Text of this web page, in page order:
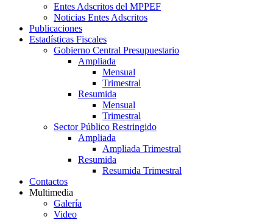
Entes Adscritos del MPPEF
Noticias Entes Adscritos
Publicaciones
Estadísticas Fiscales
Gobierno Central Presupuestario
Ampliada
Mensual
Trimestral
Resumida
Mensual
Trimestral
Sector Público Restringido
Ampliada
Ampliada Trimestral
Resumida
Resumida Trimestral
Contactos
Multimedia
Galería
Video